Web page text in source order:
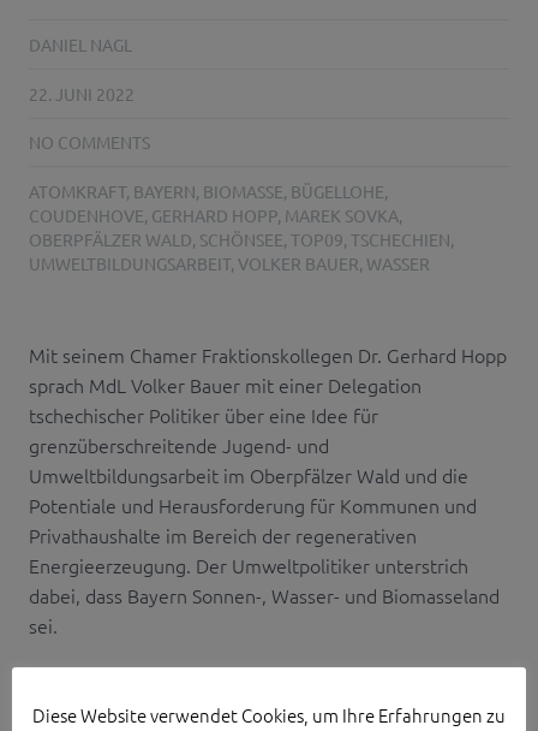
DANIEL NAGL
22. JUNI 2022
NO COMMENTS
ATOMKRAFT, BAYERN, BIOMASSE, BÜGELLOHE,
COUDENHOVE, GERHARD HOPP, MAREK SOVKA,
OBERPFÄLZER WALD, SCHÖNSEE, TOP09, TSCHECHIEN,
UMWELTBILDUNGSARBEIT, VOLKER BAUER, WASSER
Mit seinem Chamer Fraktionskollegen Dr. Gerhard Hopp
sprach MdL Volker Bauer mit einer Delegation
tschechischer Politiker über eine Idee für
grenzüberschreitende Jugend- und
Umweltbildungsarbeit im Oberpfälzer Wald und die
Potentiale und Herausforderung für Kommunen und
Privathaushalte im Bereich der regenerativen
Energieerzeugung. Der Umweltpolitiker unterstrich
dabei, dass Bayern Sonnen-, Wasser- und Biomasseland
sei.
Diese Website verwendet Cookies, um Ihre Erfahrungen zu